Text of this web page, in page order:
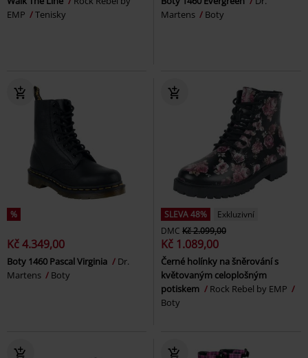
EMP
Tenisky
Martens
Boty
%
Kč 4.349,00
Boty 1460 Pascal Virginia
Dr.
Martens
Boty
SLEVA 48%
Exkluzivní
DMC Kč 2.099,00
Kč 1.089,00
Černé holínky na šněrování s
květovaným celoplošným
potiskem
Rock Rebel by EMP
Boty